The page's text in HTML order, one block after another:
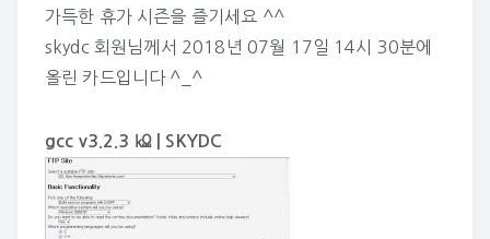
가득한 휴가 시즌을 즐기세요 ^^
skydc회원님께서 2018년 07월 17일 14시 30분에
올린 카드입니다 ^_^
gcc v3.2.3 ㏀ | SKYDC